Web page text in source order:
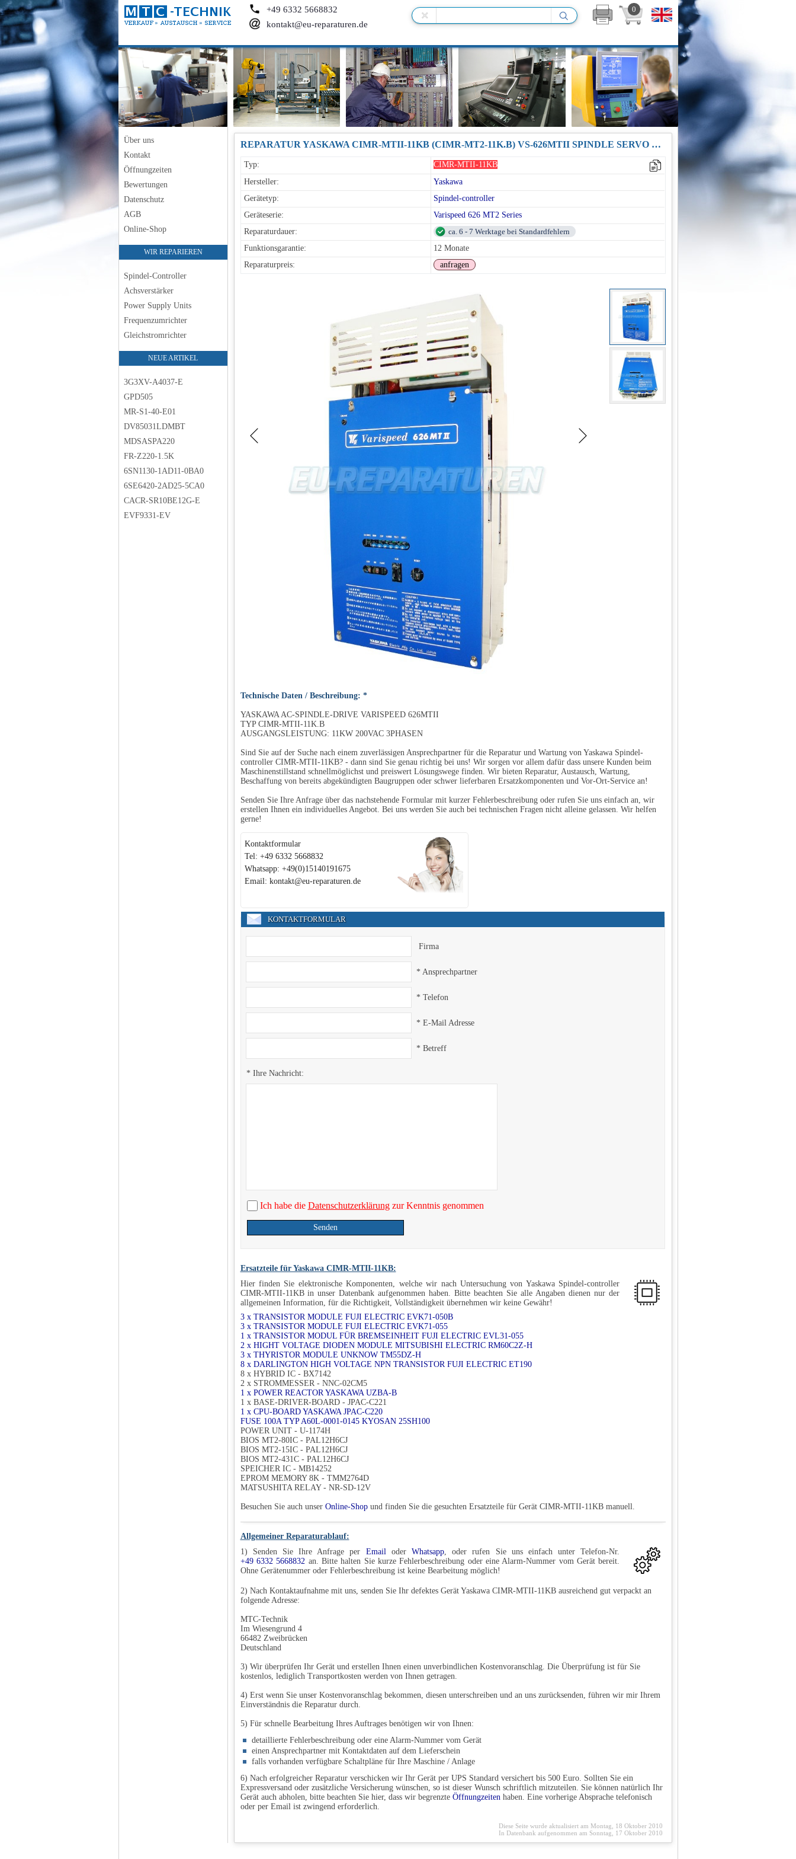
+49 6332 5668832
kontakt@eu-reparaturen.de
0
Über uns
Kontakt
Öffnungzeiten
Bewertungen
Datenschutz
AGB
Online-Shop
WIR REPARIEREN
Spindel-Controller
Achsverstärker
Power Supply Units
Frequenzumrichter
Gleichstromrichter
NEUE ARTIKEL
3G3XV-A4037-E
GPD505
MR-S1-40-E01
DV85031LDMBT
MDSASPA220
FR-Z220-1.5K
6SN1130-1AD11-0BA0
6SE6420-2AD25-5CA0
CACR-SR10BE12G-E
EVF9331-EV
REPARATUR YASKAWA CIMR-MTII-11KB (CIMR-MT2-11K.B) VS-626MTII SPINDLE SERVO DRIVE 11KW 55A
Typ:
CIMR-MTII-11KB
Hersteller:
Yaskawa
Gerätetyp:
Spindel-controller
Geräteserie:
Varispeed 626 MT2 Series
Reparaturdauer:
ca. 6 - 7 Werktage bei Standardfehlern
Funktionsgarantie:
12 Monate
Reparaturpreis:
anfragen
Technische Daten / Beschreibung: *
YASKAWA AC-SPINDLE-DRIVE VARISPEED 626MTII
TYP CIMR-MTII-11K.B
AUSGANGSLEISTUNG: 11KW 200VAC 3PHASEN
Sind Sie auf der Suche nach einem zuverlässigen Ansprechpartner für die Reparatur und Wartung von Yaskawa Spindel-
controller CIMR-MTII-11KB? - dann sind Sie genau richtig bei uns! Wir sorgen vor allem dafür dass unsere Kunden beim
Maschinenstillstand schnellmöglichst und preiswert Lösungswege finden. Wir bieten Reparatur, Austausch, Wartung,
Beschaffung von bereits abgekündigten Baugruppen oder schwer lieferbaren Ersatzkomponenten und Vor-Ort-Service an!
Senden Sie Ihre Anfrage über das nachstehende Formular mit kurzer Fehlerbeschreibung oder rufen Sie uns einfach an, wir
erstellen Ihnen ein individuelles Angebot. Bei uns werden Sie auch bei technischen Fragen nicht alleine gelassen. Wir helfen
gerne!
Kontaktformular
Tel: +49 6332 5668832
Whatsapp: +49(0)15140191675
Email: kontakt@eu-reparaturen.de
KONTAKTFORMULAR
Firma
* Ansprechpartner
* Telefon
* E-Mail Adresse
* Betreff
* Ihre Nachricht:
Ich habe die Datenschutzerklärungzur Kenntnis genommen
Senden
Ersatzteile für Yaskawa CIMR-MTII-11KB:
Hier finden Sie elektronische Komponenten, welche wir nach Untersuchung von Yaskawa Spindel-controller
CIMR-MTII-11KB in unser Datenbank aufgenommen haben. Bitte beachten Sie alle Angaben dienen nur der
allgemeinen Information, für die Richtigkeit, Vollständigkeit übernehmen wir keine Gewähr!
3 x TRANSISTOR MODULE FUJI ELECTRIC EVK71-050B
3 x TRANSISTOR MODULE FUJI ELECTRIC EVK71-055
1 x TRANSISTOR MODUL FÜR BREMSEINHEIT FUJI ELECTRIC EVL31-055
2 x HIGHT VOLTAGE DIODEN MODULE MITSUBISHI ELECTRIC RM60C2Z-H
3 x THYRISTOR MODULE UNKNOW TM55DZ-H
8 x DARLINGTON HIGH VOLTAGE NPN TRANSISTOR FUJI ELECTRIC ET190
8 x HYBRID IC - BX7142
2 x STROMMESSER - NNC-02CM5
1 x POWER REACTOR YASKAWA UZBA-B
1 x BASE-DRIVER-BOARD - JPAC-C221
1 x CPU-BOARD YASKAWA JPAC-C220
FUSE 100A TYP A60L-0001-0145 KYOSAN 25SH100
POWER UNIT - U-1174H
BIOS MT2-80IC - PAL12H6CJ
BIOS MT2-15IC - PAL12H6CJ
BIOS MT2-431C - PAL12H6CJ
SPEICHER IC - MB14252
EPROM MEMORY 8K - TMM2764D
MATSUSHITA RELAY - NR-SD-12V
Besuchen Sie auch unser Online-Shopund finden Sie die gesuchten Ersatzteile für Gerät CIMR-MTII-11KB manuell.
Allgemeiner Reparaturablauf:
1) Senden Sie Ihre Anfrage per Emailoder Whatsapp, oder rufen Sie uns einfach unter Telefon-Nr.
+49 6332 5668832 an. Bitte halten Sie kurze Fehlerbeschreibung oder eine Alarm-Nummer vom Gerät bereit.
Ohne Gerätenummer oder Fehlerbeschreibung ist keine Bearbeitung möglich!
2) Nach Kontaktaufnahme mit uns, senden Sie Ihr defektes Gerät Yaskawa CIMR-MTII-11KB ausreichend gut verpackt an
folgende Adresse:
MTC-Technik
Im Wiesengrund 4
66482 Zweibrücken
Deutschland
3) Wir überprüfen Ihr Gerät und erstellen Ihnen einen unverbindlichen Kostenvoranschlag. Die Überprüfung ist für Sie
kostenlos, lediglich Transportkosten werden von Ihnen getragen.
4) Erst wenn Sie unser Kostenvoranschlag bekommen, diesen unterschreiben und an uns zurücksenden, führen wir mir Ihrem
Einverständnis die Reparatur durch.
5) Für schnelle Bearbeitung Ihres Auftrages benötigen wir von Ihnen:
detaillierte Fehlerbeschreibung oder eine Alarm-Nummer vom Gerät
einen Ansprechpartner mit Kontaktdaten auf dem Lieferschein
falls vorhanden verfügbare Schaltpläne für Ihre Maschine / Anlage
6) Nach erfolgreicher Reparatur verschicken wir Ihr Gerät per UPS Standard versichert bis 500 Euro. Sollten Sie ein
Expressversand oder zusätzliche Versicherung wünschen, so ist dieser Wunsch schriftlich mitzuteilen. Sie können natürlich Ihr
Gerät auch abholen, bitte beachten Sie hier, dass wir begrenzte Öffnungzeitenhaben. Eine vorherige Absprache telefonisch
oder per Email ist zwingend erforderlich.
Diese Seite wurde aktualisiert am Montag, 18 Oktober 2010
In Datenbank aufgenommen am Sonntag, 17 Oktober 2010